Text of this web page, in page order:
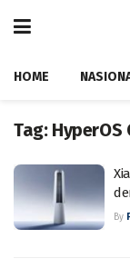
HOME
Tag: HyperOS
By